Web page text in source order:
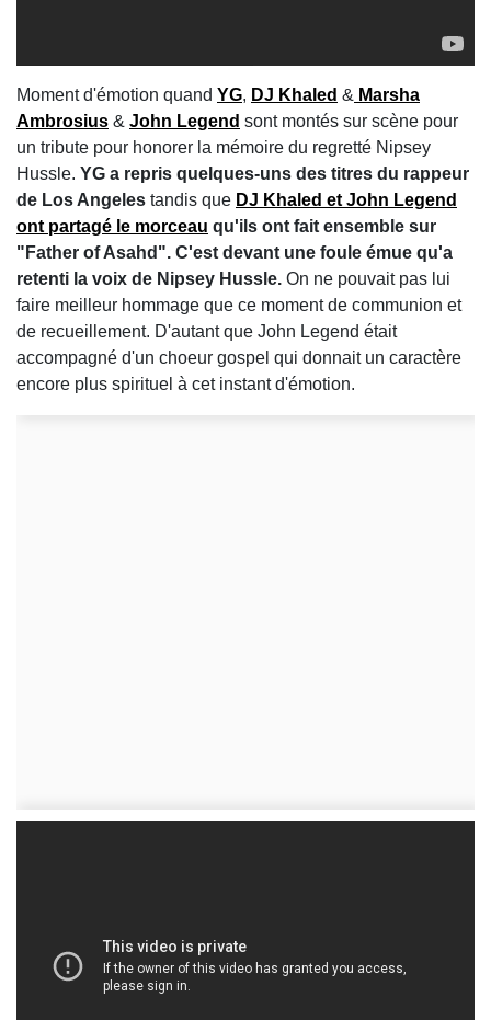
Moment d'émotion quand YG, DJ Khaled & Marsha
Ambrosius & John Legend sont montés sur scène pour
un tribute pour honorer la mémoire du regretté Nipsey
Hussle. YG a repris quelques-uns des titres du rappeur
de Los Angeles tandis que DJ Khaled et John Legend
ont partagé le morceau qu'ils ont fait ensemble sur
"Father of Asahd". C'est devant une foule émue qu'a
retenti la voix de Nipsey Hussle. On ne pouvait pas lui
faire meilleur hommage que ce moment de communion et
de recueillement. D'autant que John Legend était
accompagné d'un choeur gospel qui donnait un caractère
encore plus spirituel à cet instant d'émotion.